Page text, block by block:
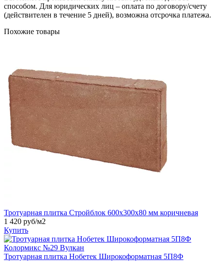
способом. Для юридических лиц – оплата по договору/счету
(действителен в течение 5 дней), возможна отсрочка платежа.
Похожие товары
Тротуарная плитка Стройблок 600x300x80 мм коричневая
1 420 руб/м2
Купить
Тротуарная плитка Нобетек Широкоформатная 5П8Ф